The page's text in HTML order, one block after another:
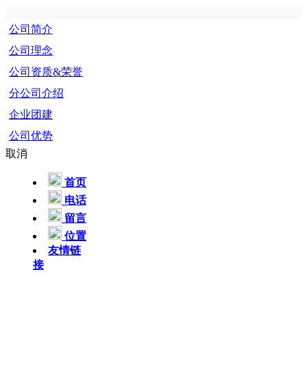
公司简介
公司理念
公司资质&荣誉
分公司介绍
企业团建
公司优势
取消
首页
电话
留言
位置
友情链
接